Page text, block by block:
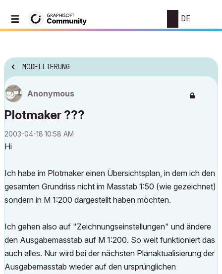
DE
MODELLIERUNG
Anonymous
Plotmaker ???
‎2003-04-18 10:58 AM
Hi
Ich habe im Plotmaker einen Übersichtsplan, in dem ich den
gesamten Grundriss nicht im Masstab 1:50 (wie gezeichnet)
sondern in M 1:200 dargestellt haben möchten.
Ich gehen also auf "Zeichnungseinstellungen" und ändere
den Ausgabemasstab auf M 1:200. So weit funktioniert das
auch alles. Nur wird bei der nächsten Planaktualisierung der
Ausgabemasstab wieder auf den ursprünglichen